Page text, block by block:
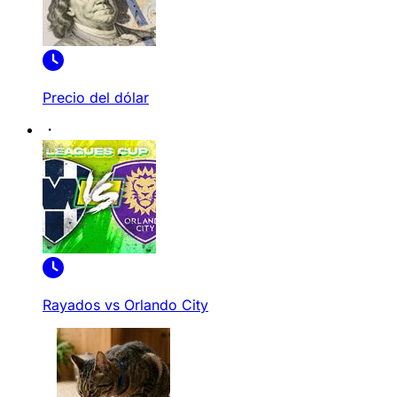
Precio del dólar
Rayados vs Orlando City